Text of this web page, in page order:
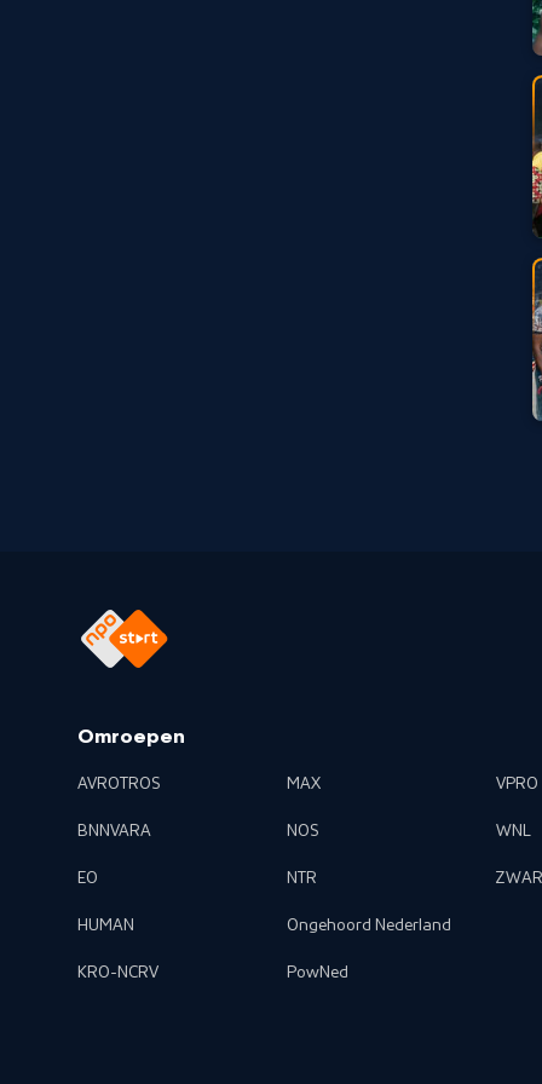
Omroepen
AVROTROS
BNNVARA
EO
HUMAN
KRO-NCRV
MAX
NOS
NTR
Ongehoord Nederland
PowNed
VPRO
WNL